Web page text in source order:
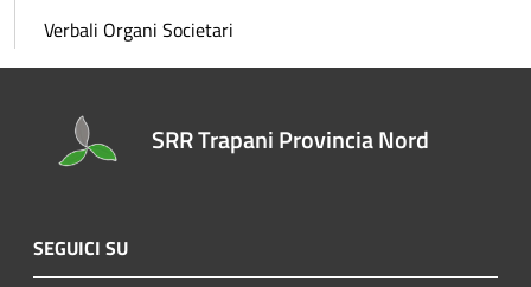
Verbali Organi Societari
SRR Trapani Provincia Nord
SEGUICI SU